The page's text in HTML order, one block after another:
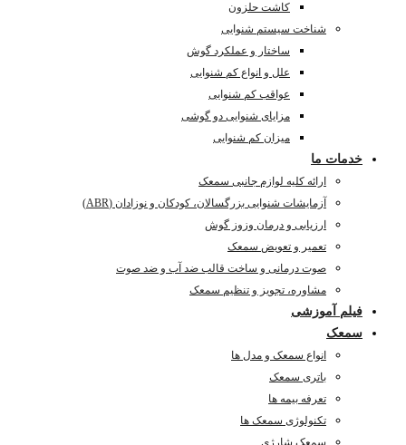
کاشت حلزون
شناخت سیستم شنوایی
ساختار و عملکرد گوش
علل و انواع کم شنوایی
عواقب کم شنوایی
مزایای شنوایی دو گوشی
میزان کم شنوایی
خدمات ما
ارائه کلیه لوازم جانبی سمعک
آزمایشات شنوایی بزرگسالان، کودکان و نوزادان (ABR)
ارزیابی و درمان وزوز گوش
تعمیر و تعویض سمعک
صوت درمانی و ساخت قالب ضد آب و ضد صوت
مشاوره، تجویز و تنظیم سمعک
فیلم آموزشی
سمعک
انواع سمعک و مدل ها
باتری سمعک
تعرفه بیمه ها
تکنولوژی سمعک ها
سمعک شارژی